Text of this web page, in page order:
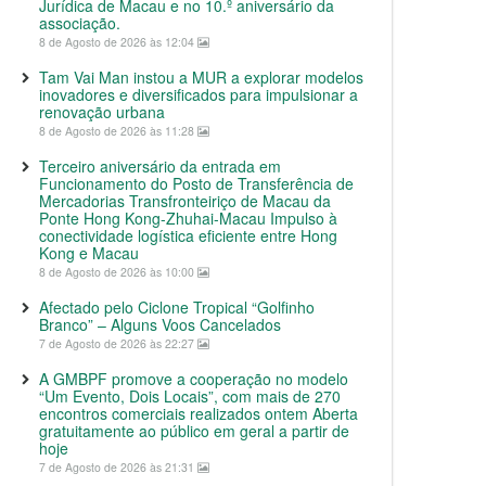
Jurídica de Macau e no 10.º aniversário da
associação.
8 de Agosto de 2026 às 12:04
Tam Vai Man instou a MUR a explorar modelos
inovadores e diversificados para impulsionar a
renovação urbana
8 de Agosto de 2026 às 11:28
Terceiro aniversário da entrada em
Funcionamento do Posto de Transferência de
Mercadorias Transfronteiriço de Macau da
Ponte Hong Kong-Zhuhai-Macau Impulso à
conectividade logística eficiente entre Hong
Kong e Macau
8 de Agosto de 2026 às 10:00
Afectado pelo Ciclone Tropical “Golfinho
Branco” – Alguns Voos Cancelados
7 de Agosto de 2026 às 22:27
A GMBPF promove a cooperação no modelo
“Um Evento, Dois Locais”, com mais de 270
encontros comerciais realizados ontem Aberta
gratuitamente ao público em geral a partir de
hoje
7 de Agosto de 2026 às 21:31